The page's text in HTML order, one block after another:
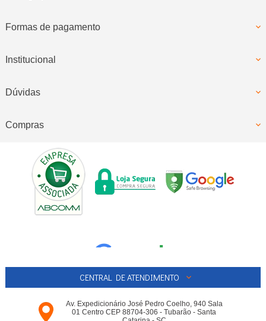
Formas de pagamento
Institucional
Dúvidas
Compras
CENTRAL DE ATENDIMENTO
Av. Expedicionário José Pedro Coelho, 940 Sala
01 Centro CEP 88704-306 - Tubarão - Santa